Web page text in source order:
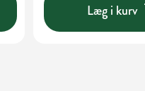
Læg i kurv